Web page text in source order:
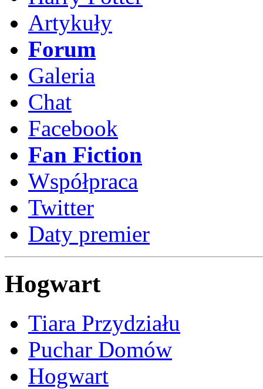
Artykuły
Forum
Galeria
Chat
Facebook
Fan Fiction
Współpraca
Twitter
Daty premier
Hogwart
Tiara Przydziału
Puchar Domów
Hogwart